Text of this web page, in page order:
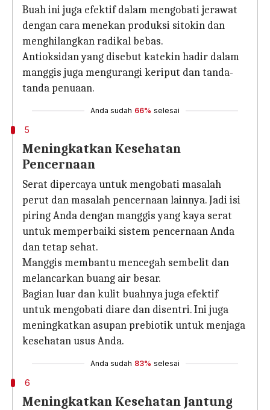
Buah ini juga efektif dalam mengobati jerawat
dengan cara menekan produksi sitokin dan
menghilangkan radikal bebas.
Antioksidan yang disebut katekin hadir dalam
manggis juga mengurangi keriput dan tanda-
tanda penuaan.
Anda sudah 66% selesai
5
Meningkatkan Kesehatan
Pencernaan
Serat dipercaya untuk mengobati masalah
perut dan masalah pencernaan lainnya. Jadi isi
piring Anda dengan manggis yang kaya serat
untuk memperbaiki sistem pencernaan Anda
dan tetap sehat.
Manggis membantu mencegah sembelit dan
melancarkan buang air besar.
Bagian luar dan kulit buahnya juga efektif
untuk mengobati diare dan disentri. Ini juga
meningkatkan asupan prebiotik untuk menjaga
kesehatan usus Anda.
Anda sudah 83% selesai
6
Meningkatkan Kesehatan Jantung